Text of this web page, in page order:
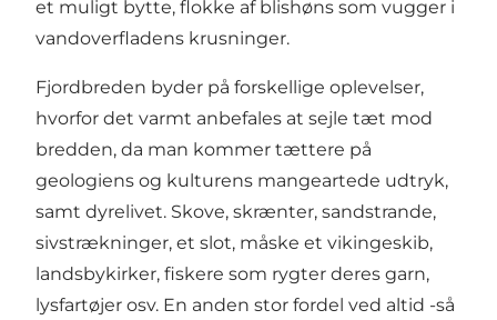
et muligt bytte, flokke af blishøns som vugger i
vandoverfladens krusninger.
Fjordbreden byder på forskellige oplevelser,
hvorfor det varmt anbefales at sejle tæt mod
bredden, da man kommer tættere på
geologiens og kulturens mangeartede udtryk,
samt dyrelivet. Skove, skrænter, sandstrande,
sivstrækninger, et slot, måske et vikingeskib,
landsbykirker, fiskere som rygter deres garn,
lysfartøjer osv. En anden stor fordel ved altid -så